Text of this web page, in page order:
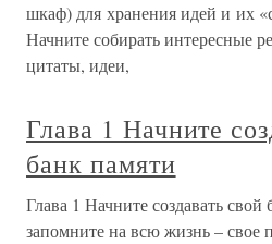
шкаф) для хранения идей и их
Начните собирать интересные
цитаты, идеи,
Глава 1 Начните
банк памяти
Глава 1 Начните создавать
запомните на всю жизнь – свое